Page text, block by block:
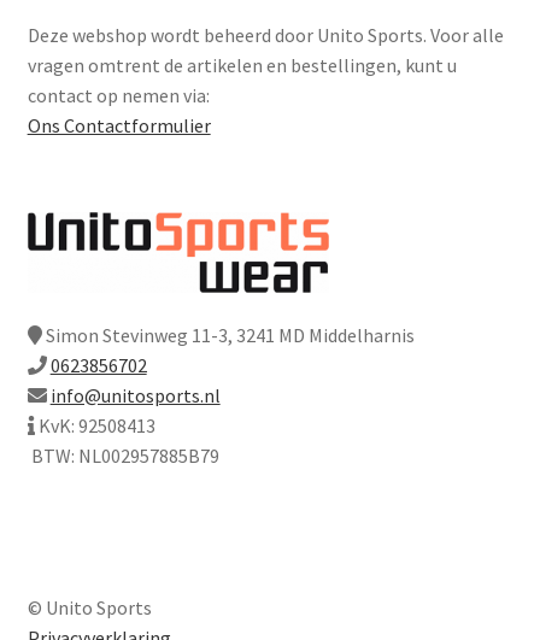
Deze webshop wordt beheerd door Unito Sports. Voor alle
vragen omtrent de artikelen en bestellingen, kunt u
contact op nemen via:
Ons Contactformulier
Simon Stevinweg 11-3, 3241 MD Middelharnis
0623856702
info@unitosports.nl
KvK: 92508413
BTW: NL002957885B79
© Unito Sports